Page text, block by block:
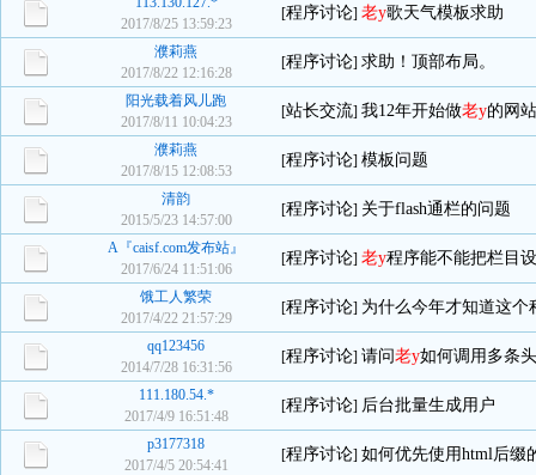
2017/8/25 13:59:23
[程序讨论] 老y歌天气模板求助
濮莉燕
2017/8/22 12:16:28
[程序讨论] 求助！顶部布局。
阳光载着风儿跑
2017/8/11 10:04:23
[站长交流] 我12年开始做老y的网
濮莉燕
2017/8/15 12:08:53
[程序讨论] 模板问题
清韵
2015/5/23 14:57:00
[程序讨论] 关于flash通栏的问题
A『caisf.com发布站』
2017/6/24 11:51:06
[程序讨论] 老y程序能不能把栏目
饿工人繁荣
2017/4/22 21:57:29
[程序讨论] 为什么今年才知道这个
qq123456
2014/7/28 16:31:56
[程序讨论] 请问老y如何调用多条
111.180.54.*
2017/4/9 16:51:48
[程序讨论] 后台批量生成用户
p3177318
2017/4/5 20:54:41
[程序讨论] 如何优先使用html后缀